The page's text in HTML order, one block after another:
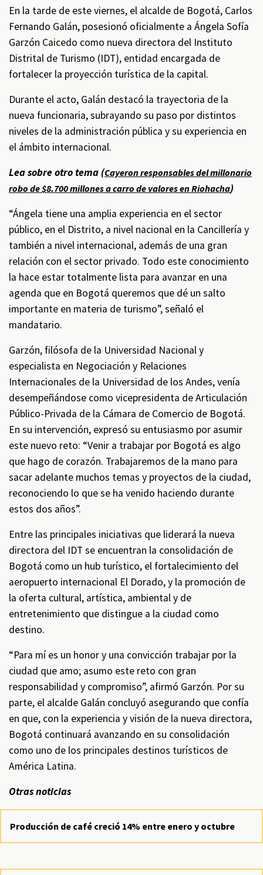
En la tarde de este viernes, el alcalde de Bogotá, Carlos
Fernando Galán, posesionó oficialmente a Ángela Sofía
Garzón Caicedo como nueva directora del Instituto
Distrital de Turismo (IDT), entidad encargada de
fortalecer la proyección turística de la capital.
Durante el acto, Galán destacó la trayectoria de la
nueva funcionaria, subrayando su paso por distintos
niveles de la administración pública y su experiencia en
el ámbito internacional.
Lea sobre otro tema (Cayeron responsables del millonario
robo de $8.700 millones a carro de valores en Riohacha)
“Ángela tiene una amplia experiencia en el sector
público, en el Distrito, a nivel nacional en la Cancillería y
también a nivel internacional, además de una gran
relación con el sector privado. Todo este conocimiento
la hace estar totalmente lista para avanzar en una
agenda que en Bogotá queremos que dé un salto
importante en materia de turismo”, señaló el
mandatario.
Garzón, filósofa de la Universidad Nacional y
especialista en Negociación y Relaciones
Internacionales de la Universidad de los Andes, venía
desempeñándose como vicepresidenta de Articulación
Público-Privada de la Cámara de Comercio de Bogotá.
En su intervención, expresó su entusiasmo por asumir
este nuevo reto: “Venir a trabajar por Bogotá es algo
que hago de corazón. Trabajaremos de la mano para
sacar adelante muchos temas y proyectos de la ciudad,
reconociendo lo que se ha venido haciendo durante
estos dos años”.
Entre las principales iniciativas que liderará la nueva
directora del IDT se encuentran la consolidación de
Bogotá como un hub turístico, el fortalecimiento del
aeropuerto internacional El Dorado, y la promoción de
la oferta cultural, artística, ambiental y de
entretenimiento que distingue a la ciudad como
destino.
“Para mí es un honor y una convicción trabajar por la
ciudad que amo; asumo este reto con gran
responsabilidad y compromiso”, afirmó Garzón. Por su
parte, el alcalde Galán concluyó asegurando que confía
en que, con la experiencia y visión de la nueva directora,
Bogotá continuará avanzando en su consolidación
como uno de los principales destinos turísticos de
América Latina.
Otras noticias
Producción de café creció 14% entre enero y octubre